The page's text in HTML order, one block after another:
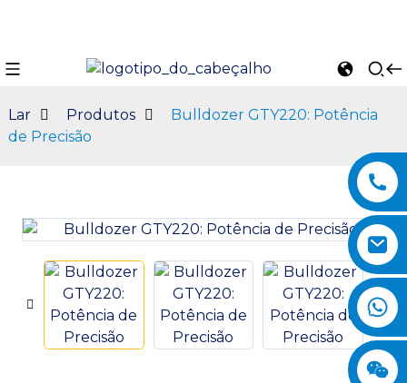
Lar Produtos
Bulldozer GTY220: Potência
de Precisão